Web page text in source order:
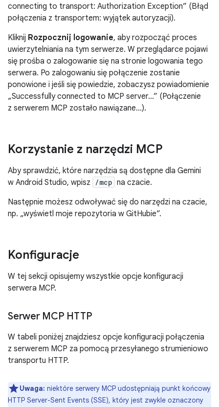
connecting to transport: Authorization Exception” (Błąd
połączenia z transportem: wyjątek autoryzacji).
Kliknij Rozpocznij logowanie, aby rozpocząć proces
uwierzytelniania na tym serwerze. W przeglądarce pojawi
się prośba o zalogowanie się na stronie logowania tego
serwera. Po zalogowaniu się połączenie zostanie
ponowione i jeśli się powiedzie, zobaczysz powiadomienie
„Successfully connected to MCP server...” (Połączenie
z serwerem MCP zostało nawiązane...).
Korzystanie z narzędzi MCP
Aby sprawdzić, które narzędzia są dostępne dla Gemini
w Android Studio, wpisz
/mcp na czacie.
Następnie możesz odwoływać się do narzędzi na czacie,
np. „wyświetl moje repozytoria w GitHubie”.
Konfiguracje
W tej sekcji opisujemy wszystkie opcje konfiguracji
serwera MCP.
Serwer MCP HTTP
W tabeli poniżej znajdziesz opcje konfiguracji połączenia
z serwerem MCP za pomocą przesyłanego strumieniowo
transportu HTTP.
Uwaga: niektóre serwery MCP udostępniają punkt końcowy
HTTP Server-Sent Events (SSE), który jest zwykle oznaczony